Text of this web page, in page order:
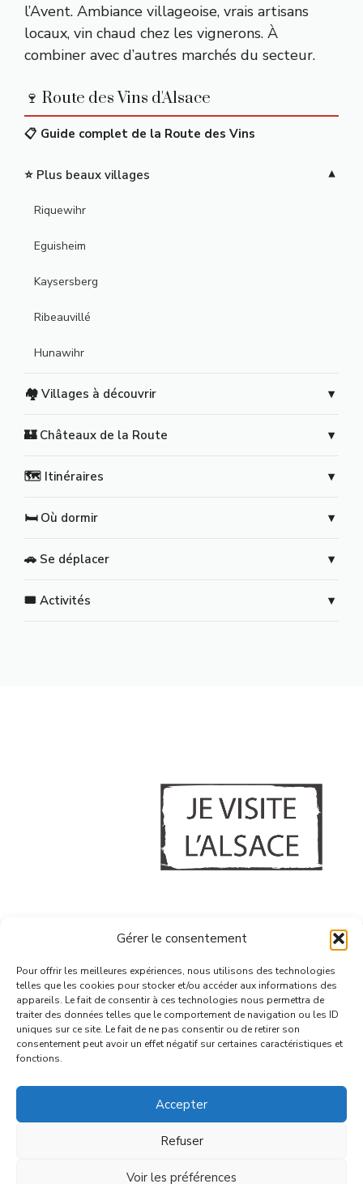
Gérer le consentement
Pour offrir les meilleures expériences, nous utilisons des technologies
telles que les cookies pour stocker et/ou accéder aux informations des
appareils. Le fait de consentir à ces technologies nous permettra de
traiter des données telles que le comportement de navigation ou les ID
uniques sur ce site. Le fait de ne pas consentir ou de retirer son
consentement peut avoir un effet négatif sur certaines caractéristiques et
fonctions.
Accepter
Refuser
Voir les préférences
l’Avent. Ambiance villageoise, vrais artisans
locaux, vin chaud chez les vignerons. À
combiner avec d’autres marchés du secteur.
🍷 Route des Vins d'Alsace
📋 Guide complet de la Route des Vins
⭐ Plus beaux villages
Riquewihr
Eguisheim
Kaysersberg
Ribeauvillé
Hunawihr
🏘️ Villages à découvrir
🏰 Châteaux de la Route
🗺️ Itinéraires
🛏️ Où dormir
🚗 Se déplacer
🎟️ Activités
CONFIDENTIALITE & COOKIES
GERER MES COOKIES
CONTACT
© 2026 | VBA - tous droits réservés